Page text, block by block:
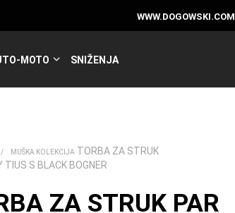
WWW.DOGOWSKI.COM
MOTO SNIŽENJA
/ MUŠKA KOLEKCIJA TORBA ZA STRUK
TIUS S BLACK BOGNER
ZA STRUK PAR